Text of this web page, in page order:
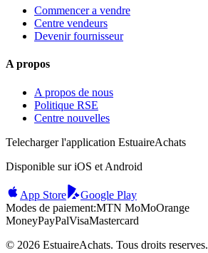
Commencer a vendre
Centre vendeurs
Devenir fournisseur
A propos
A propos de nous
Politique RSE
Centre nouvelles
Telecharger l'application EstuaireAchats
Disponible sur iOS et Android
App Store
Google Play
Modes de paiement:MTN MoMoOrange
MoneyPayPalVisaMastercard
© 2026 EstuaireAchats. Tous droits reserves.